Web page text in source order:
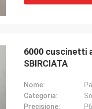
6000 cuscinetti
SBIRCIATA
Nome:
Categoria:
Precisione: